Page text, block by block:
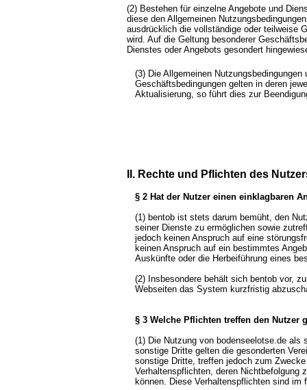
(2) Bestehen für einzelne Angebote und
diese den Allgemeinen
ausdrücklich die vollständige oder teilweise
wird. Auf die Geltung besonderer
Dienstes oder Angebots gesondert
(3) Die Allgemeinen
Geschäftsbedingungen gelten in deren
Aktualisierung, so führt dies zur
II. Rechte und Pflichten des
§ 2 Hat der Nutzer einen einklagbaren
(1) bentob ist stets darum bemüht, den
seiner Dienste zu ermöglichen sowie
jedoch keinen Anspruch auf eine
keinen Anspruch auf ein bestimmtes
Auskünfte oder die Herbeiführung eines
(2) Insbesondere behält sich bentob vor,
Webseiten das System kurzfristig
§ 3 Welche Pflichten treffen den Nutzer
(1) Die Nutzung von bodenseelotse.de als
sonstige Dritte gelten die gesonderten
sonstige Dritte, treffen jedoch zum
Verhaltenspflichten, deren Nichtbefolgung
können. Diese Verhaltenspflichten sind im